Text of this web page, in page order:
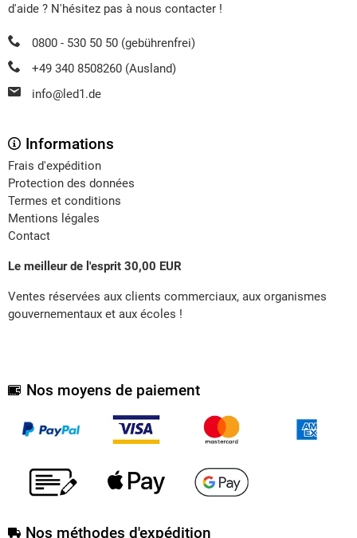
d'aide ? N'hésitez pas à nous contacter !
0800 - 530 50 50 (gebührenfrei)
+49 340 8508260 (Ausland)
info@led1.de
Informations
Frais d'expédition
Protection des données
Termes et conditions
Mentions légales
Contact
Le meilleur de l'esprit 30,00 EUR
Ventes réservées aux clients commerciaux, aux organismes
gouvernementaux et aux écoles !
Nos moyens de paiement
Nos méthodes d'expédition